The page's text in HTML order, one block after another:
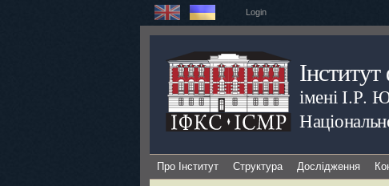
Login
імені І.Р.
Про Інститут Структура Дослідження